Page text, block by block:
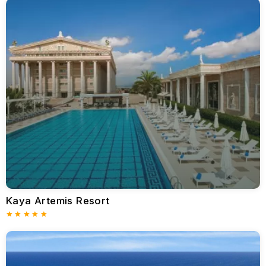
Bafra Turizm Bölgesi alanında birbirinden kaliteli, bilinen ve
tatil sunmak için çok daha fazla dikkat eder ve ekstra yatırımlar
yaparlar.
Concorde Luxury Resort
Bafra’da yer alan lüksün ve konforun merkezi sayılabilecek
toplamda 125 bin metrekarelik bir alana konumlandırılmış
Concorde Luxury Resort’un toplam oda sayısı 569’dur.Farklı ve
özgün bir mimari tasarıma sahip villa konseptleri ile farklı bir
ambiyans yaratır. Concorde Luxury Resort’da; sabah, öğle,
akşam açık büfe yemekler açık büfe sunulur. Pazar günlerine
özel olarak brunch büfe hizmeti verilir. Otel kendi belirlediği
markalara ait yerli ve yabancı alkollü ve alkolsüz içecekleri, tüm
gün ücretsiz olarak sizlere sunar. Tesiste yer alan ana
restoranda sadece belirtilen konsept dahilinde içecek servisi
yapılır. Haftanın belirli günleri ve rezervasyonlu hizmet veren ala
carte restoranlarda, özel lezzetlerden faydalanabilirsiniz. Kıbrıs
Bafra Concorde Otel bünyesinde bulunan Sentire SPA
Merkezi’nde alanında uzmanlaşmış personellere masaj terapileri
çeşitli bakımlardan birini yaptırarak kendinizi şımartabilirsiniz.
Geleneksel bir arınma ve temizlik aracı olan Türk Hamamı,
Kaya Artemis Resort